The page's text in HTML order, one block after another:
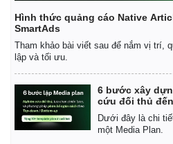
Hình thức quảng cáo Native
SmartAds
Tham khảo bài viết sau để nắm vị trí,
lập và tối ưu.
6 bước xây
cứu đối thủ
Dưới đây là chi
một Media Plan.